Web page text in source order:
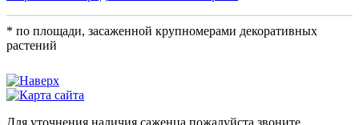
* по площади, засаженной крупномерами декоративных
растений